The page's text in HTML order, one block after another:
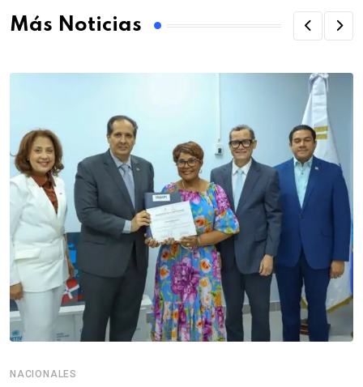
Más Noticias
NACIONALES